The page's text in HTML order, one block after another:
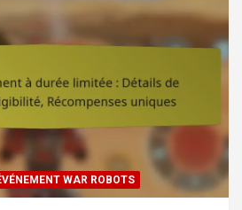
WAR ROBOTS